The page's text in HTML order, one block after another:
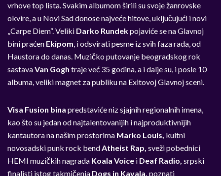
vrhove top lista. Svakim albumom širili su svoje žanrovske
okvire, a u Novi Sad donose najveće hitove, uključujući i novi
„Carpe Diem“. Veliki Darko Rundekpojaviće se na Glavnoj
bini praćen Ekipom, i odsvirati pesme iz svih faza rada, od
Haustora do danas. Muzičko putovanje beogradskog rok
sastavaVan Gogh traje već 35 godina, a i dalje su, i posle 10
albuma, veliki magnet za publiku na Exitovoj Glavnoj sceni.
Visa Fusion bina predstaviće niz sjajnih regionalnih imena,
kao što su jedan od najtalentovanijih i najproduktivnijih
kantautora na našim prostorima Marko Louis, kultni
novosadski punk rock bendAtheist Rap, sveži pobednici
HEMI muzičkih nagrada Koala Voice i Deaf Radio, srpski
finalisti istog takmičenja Dogs in Kavala, poznati